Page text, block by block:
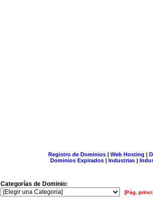
Registro de Dominios| Web Hosting |
Dominios Expirados | Industrias |
Categorías de Dominio:
[Pág.